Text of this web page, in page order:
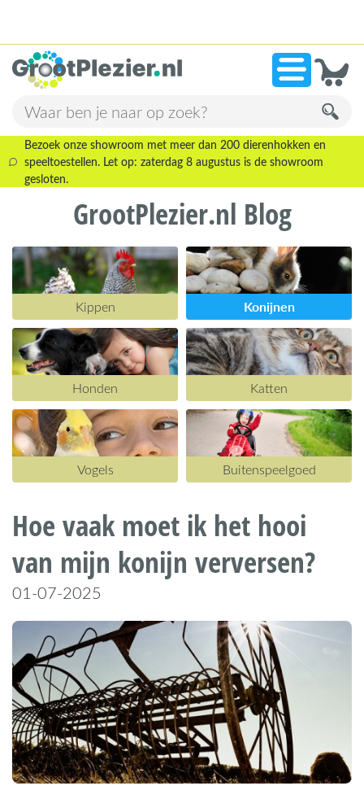
»13.946 beoordelingen!
Bezoek onze showroom met meer dan 200 dierenhokken en
speeltoestellen. Let op: zaterdag 8 augustus is de showroom
gesloten.
GrootPlezier.nl Blog
Kippen Konijnen
Honden Katten
Vogels Buitenspeelgoed
Hoe vaak moet ik het hooi
van mijn konijn verversen?
01-07-2025